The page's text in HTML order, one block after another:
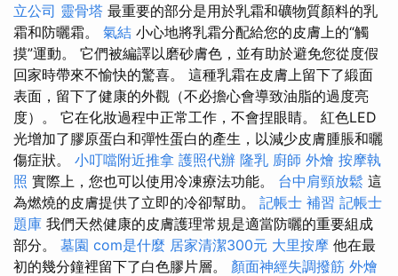
立公司 靈骨塔 最重要的部分是用於乳霜和礦物質顏料的乳
霜和防曬霜。 氣結 小心地將乳霜分配給您的皮膚上的“觸
摸”運動。 它們被編譯以磨砂膚色，並有助於避免您從度假
回家時帶來不愉快的驚喜。 這種乳霜在皮膚上留下了緞面
表面，留下了健康的外觀（不必擔心會導致油脂的過度亮
度）。 它在化妝過程中正常工作，不會捏眼睛。 紅色LED
光增加了膠原蛋白和彈性蛋白的產生，以減少皮膚腫脹和曬
傷症狀。 小叮噹附近推拿 護照代辦 隆乳 廚師 外燴 按摩執
照 實際上，您也可以使用冷凍療法功能。 台中肩頸放鬆 這
為燃燒的皮膚提供了立即的冷卻幫助。 記帳士 補習 記帳士
題庫 我們天然健康的皮膚護理常規是適當防曬的重要組成
部分。 墓園 com是什麼 居家清潔300元 大里按摩 他在最
初的幾分鐘裡留下了白色膠片層。 顏面神經失調撥筋 外燴